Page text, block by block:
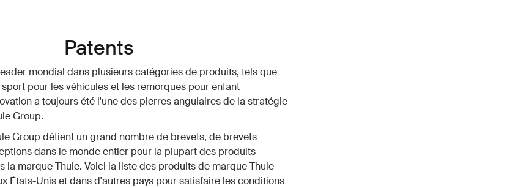
Patents
mondial dans plusieurs catégories de produits, tels que
pour les véhicules et les remorques pour enfant
a toujours été l'une des pierres angulaires de la stratégie
Group.
Group détient un grand nombre de brevets, de brevets
dans le monde entier pour la plupart des produits
la marque Thule. Voici la liste des produits de marque Thule
États-Unis et dans d'autres pays pour satisfaire les conditions